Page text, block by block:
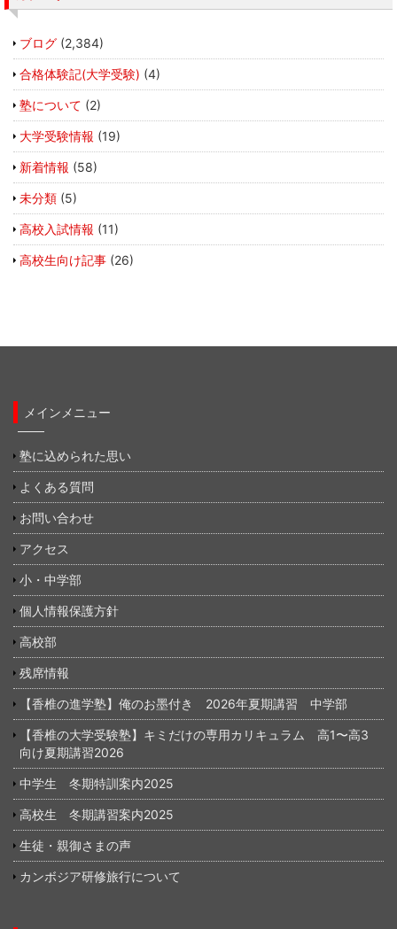
ブログ (2,384)
合格体験記(大学受験) (4)
塾について (2)
大学受験情報 (19)
新着情報 (58)
未分類 (5)
高校入試情報 (11)
高校生向け記事 (26)
メインメニュー
塾に込められた思い
よくある質問
お問い合わせ
アクセス
小・中学部
個人情報保護方針
高校部
残席情報
【香椎の進学塾】俺のお墨付き 2026年夏期講習 中学部
【香椎の大学受験塾】キミだけの専用カリキュラム 高1〜高3
向け夏期講習2026
中学生 冬期特訓案内2025
高校生 冬期講習案内2025
生徒・親御さまの声
カンボジア研修旅行について